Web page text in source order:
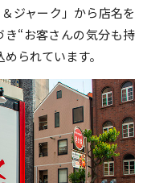
ジャーク」から店名を
“お客さんの気分も持
られています。